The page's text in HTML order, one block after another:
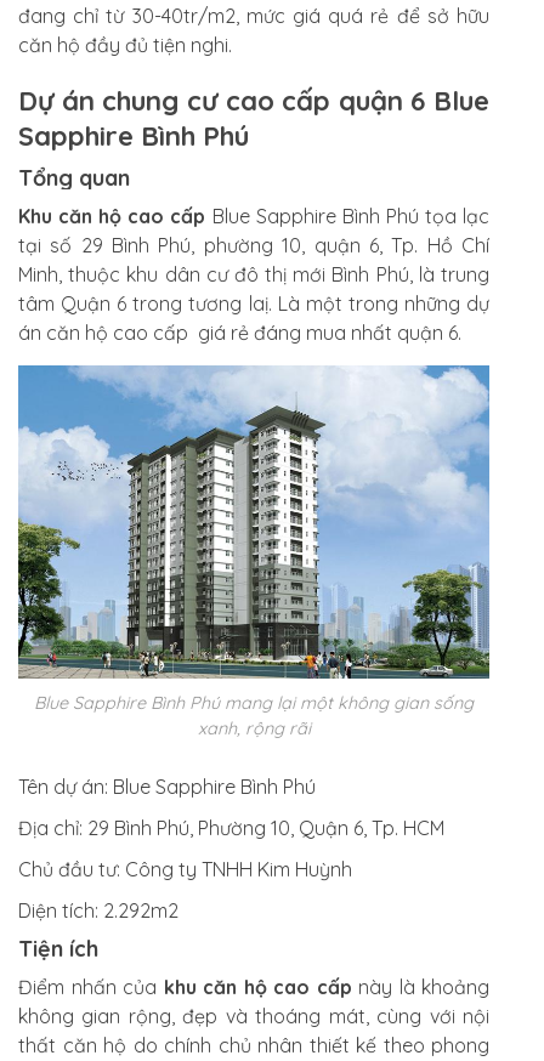
đang chỉ từ 30-40tr/m2, mức giá quá rẻ để sở hữu
căn hộ đầy đủ tiện nghi.
Dự án chung cư cao cấp quận 6 Blue
Sapphire Bình Phú
Tổng quan
Khu căn hộ cao cấp Blue Sapphire Bình Phú tọa lạc
tại số 29 Bình Phú, phường 10, quận 6, Tp. Hồ Chí
Minh, thuộc khu dân cư đô thị mới Bình Phú, là trung
tâm Quận 6 trong tương laị. Là một trong những dự
án căn hộ cao cấp giá rẻ đáng mua nhất quận 6.
Blue Sapphire Bình Phú mang lại một không gian sống
xanh, rộng rãi
Tên dự án: Blue Sapphire Bình Phú
Địa chỉ: 29 Bình Phú, Phường 10, Quận 6, Tp. HCM
Chủ đầu tư: Công ty TNHH Kim Huỳnh
Diện tích: 2.292m2
Tiện ích
Điểm nhấn của khu căn hộ cao cấp này là khoảng
không gian rộng, đẹp và thoáng mát, cùng với nội
thất căn hộ do chính chủ nhân thiết kế theo phong